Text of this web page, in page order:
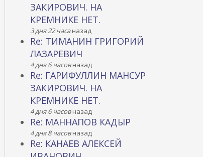
ЗАКИРОВИЧ. НА
КРЕМНИКЕ НЕТ.
3 дня 22 часаназад
Re: ТИМАНИН ГРИГОРИЙ
ЛАЗАРЕВИЧ
4 дня 6 часовназад
Re: ГАРИФУЛЛИН МАНСУР
ЗАКИРОВИЧ. НА
КРЕМНИКЕ НЕТ.
4 дня 6 часовназад
Re: МАННАПОВ КАДЫР
4 дня 8 часовназад
Re: КАНАЕВ АЛЕКСЕЙ